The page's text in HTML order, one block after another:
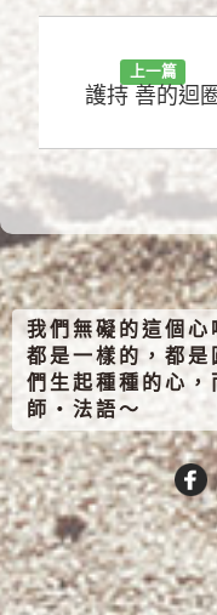
上一篇
護持 善的迴圈
我們無礙的這個
都是一樣的，都
們生起種種的心
師‧法語～